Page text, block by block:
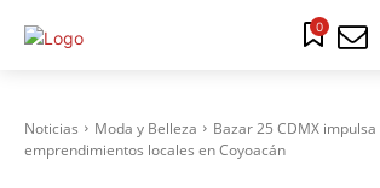
0
Noticias Moda y Belleza
Bazar 25 CDMX
emprendimientos locales en Coyoacán